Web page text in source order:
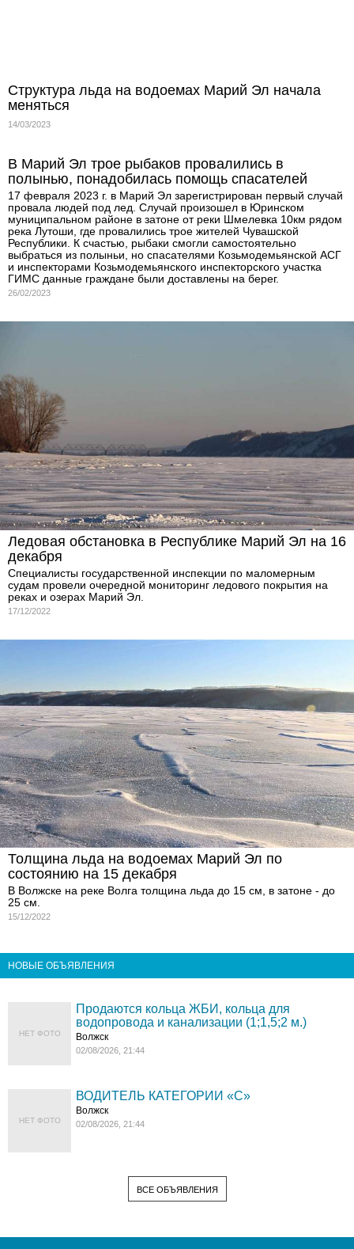
Структура льда на водоемах Марий Эл начала
меняться
14/03/2023
В Марий Эл трое рыбаков провалились в
полынью, понадобилась помощь спасателей
17 февраля 2023 г. в Марий Эл зарегистрирован первый случай
провала людей под лед. Случай произошел в Юринском
муниципальном районе в затоне от реки Шмелевка 10км рядом
река Лутоши, где провалились трое жителей Чувашской
Республики. К счастью, рыбаки смогли самостоятельно
выбраться из полыньи, но спасателями Козьмодемьянской АСГ
и инспекторами Козьмодемьянского инспекторского участка
ГИМС данные граждане были доставлены на берег.
26/02/2023
Ледовая обстановка в Республике Марий Эл на 16
декабря
Специалисты государственной инспекции по маломерным
судам провели очередной мониторинг ледового покрытия на
реках и озерах Марий Эл.
17/12/2022
Толщина льда на водоемах Марий Эл по
состоянию на 15 декабря
В Волжске на реке Волга толщина льда до 15 см, в затоне - до
25 см.
15/12/2022
НОВЫЕ ОБЪЯВЛЕНИЯ
НЕТ ФОТО
Продаются кольца ЖБИ, кольца для
водопровода и канализации (1;1,5;2 м.)
Волжск
02/08/2026, 21:44
НЕТ ФОТО
ВОДИТЕЛЬ КАТЕГОРИИ «C»
Волжск
02/08/2026, 21:44
ВСЕ ОБЪЯВЛЕНИЯ